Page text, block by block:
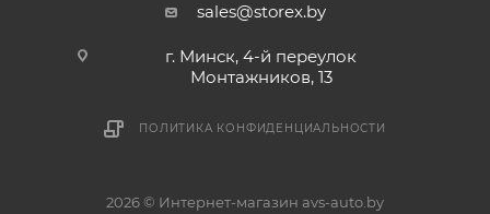
sales@storex.by
г. Минск, 4-й переулок
Монтажников, 13
ПОЛИТИКА КОНФИДЕНЦИАЛЬНОСТИ
2026 © Интернет-магазин avs-auto.by